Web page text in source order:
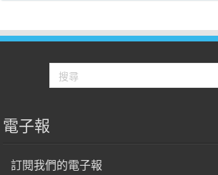
電子報
訂閱我們的電子報